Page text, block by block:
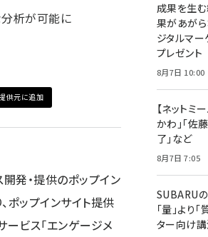
分析が可能に
供元に追加
発・提供のポップイン
ポップインサイト提供
ービス「エンゲージメ
成果を生
果があが
ジタルマー
プレゼント
8月7日 10:00
【ネットミ
かわ」「佐
了」など
8月7日 7:05
SUBARU
「量」より
ター向け講